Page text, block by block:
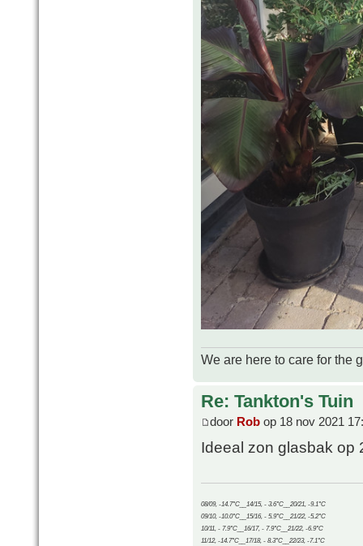
We are here to care for the
Re: Tankton's Tuin
door Rob op 18 nov 2021
Ideeal zon glasbak op
08/09, -14.7°C__14/15, - 3.6°C__20/21, -9.1°C
09/10, -10.0°C__15/16, - 5.9°C__21/22, -5.2°C
10/11, - 7.9°C__16/17, - 7.9°C__21/22, -6.9°C
11/12, -14.7°C__17/18, - 8.3°C__22/23, -7.1°C